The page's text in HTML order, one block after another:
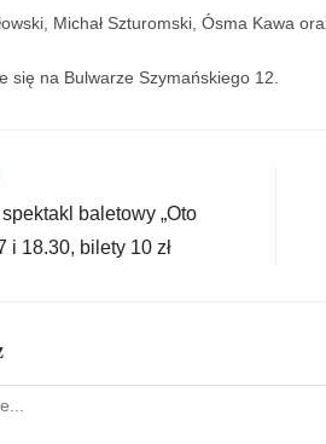
Michał Szturomski, Ósma Kawa
się na Bulwarze Szymańskiego 12.
baletowy „Oto
i 18.30, bilety 10 zł